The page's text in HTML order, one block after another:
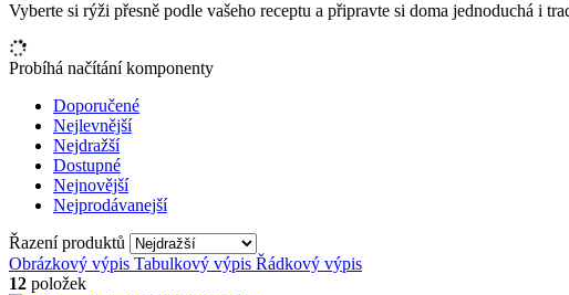
Vyberte si rýži přesně podle vašeho receptu a připravte si doma jednoduchá i
Probíhá načítání komponenty
Doporučené
Nejlevnější
Nejdražší
Dostupné
Nejnovější
Nejprodávanejší
Řazení produktů
Obrázkový výpis Tabulkový výpis Řádkový výpis
12 položek